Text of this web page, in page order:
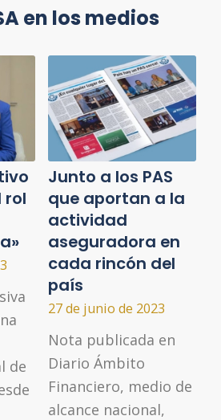
en los medios
rol
de
Junto a los PAS
que aportan a la
actividad
aseguradora en
cada rincón del
país
27 de junio de 2023
Nota publicada en
Diario Ámbito
Financiero, medio de
alcance nacional,